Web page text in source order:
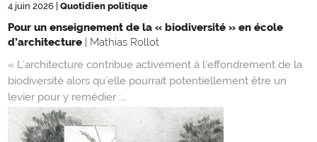
4 juin 2026 Quotidien politique
Pour un enseignement de la « biodiversité » en école
d’architecture | Mathias Rollot
« L’architecture contribue activement à l’effondrement de la
biodiversité alors qu’elle pourrait potentiellement être un
levier pour y remédier :…